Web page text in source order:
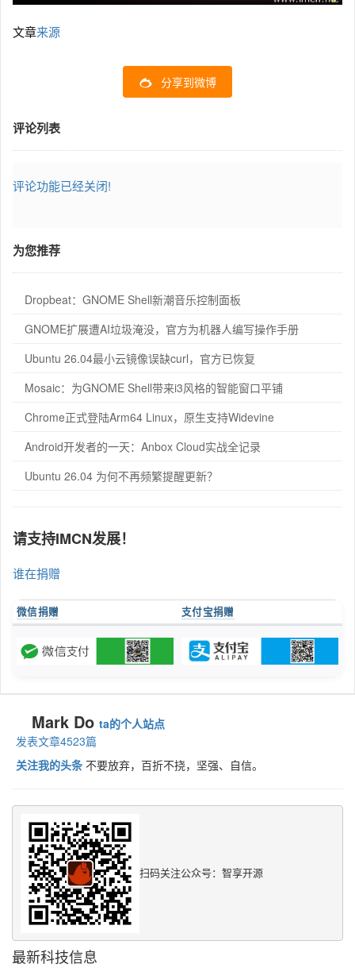
文章来源
分享到微博
评论列表
评论功能已经关闭!
为您推荐
Dropbeat：GNOME Shell新潮音乐控制面板
GNOME扩展遭AI垃圾淹没，官方为机器人编写操作手册
Ubuntu 26.04最小云镜像误缺curl，官方已恢复
Mosaic：为GNOME Shell带来i3风格的智能窗口平铺
Chrome正式登陆Arm64 Linux，原生支持Widevine
Android开发者的一天：Anbox Cloud实战全记录
Ubuntu 26.04 为何不再频繁提醒更新？
请支持IMCN发展！
谁在捐赠
微信捐赠 支付宝捐赠
Mark Do ta的个人站点
发表文章4523篇
关注我的头条 不要放弃，百折不挠，坚强、自信。
扫码关注公众号：智享开源
最新科技信息